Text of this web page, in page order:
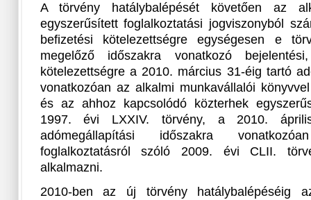
A törvény hatálybalépését követően az
egyszerűsített foglalkoztatási jogviszonyból
befizetési kötelezettségre egységesen e
megelőző időszakra vonatkozó
kötelezettségre a 2010. március 31-éig tartó
vonatkozóan az alkalmi munkavállalói
és az ahhoz kapcsolódó közterhek
1997. évi LXXIV. törvény, a 2010.
adómegállapítási időszakra
foglalkoztatásról szóló 2009. évi CLII.
alkalmazni.
2010-ben az új törvény hatálybalépéséig